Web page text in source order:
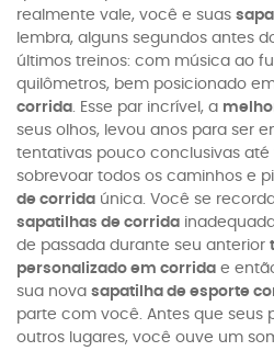
realmente vale, você e suas
lembra, alguns segundos antes
últimos treinos: com música ao
quilômetros, bem posicionado
corrida . Esse par incrível, a
seus olhos, levou anos para ser
tentativas pouco conclusivas
sobrevoar todos os caminhos e
de corrida única. Você se
sapatilhas de corrida
de passada durante seu anterior
personalizado em corrida e
sua nova sapatilha de esporte
parte com você. Antes que seus
outros lugares, você ouve um